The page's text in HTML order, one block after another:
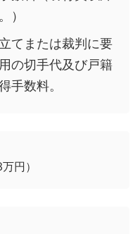
）
てまたは裁判に要
の切手代及び戸籍
手数料。
円）